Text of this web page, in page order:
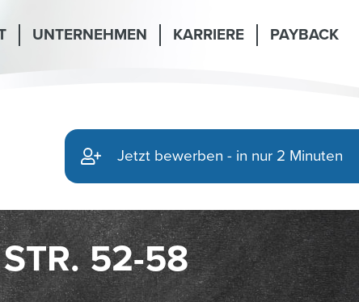
UNTERNEHMEN KARRIERE PAYBACK
52-58
Jetzt bewerben - in nur 2 Minuten